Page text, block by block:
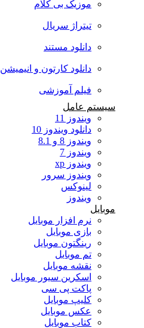
موزیک بی کلام
تیتراژ سریال
دانلود مستند
دانلود کارتون و انیمیشن
فیلم آموزشی
سیستم عامل
ویندوز 11
دانلود ویندوز 10
ویندوز 8 و 8.1
ویندوز 7
ویندوز xp
ویندوز سرور
لینوکس
ویندوز
موبایل
نرم افزار موبایل
بازی موبایل
رینگتون موبایل
تم موبایل
نقشه موبایل
اسکرین سیور موبایل
پاکت پی سی
کلیپ موبایل
عکس موبایل
کتاب موبایل